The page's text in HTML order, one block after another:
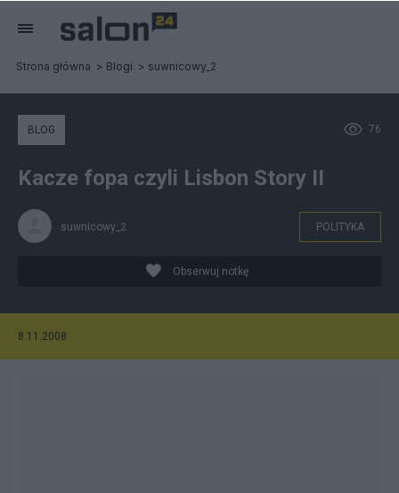
Strona główna Blogi suwnicowy_2
76
BLOG
Kacze fopa czyli Lisbon Story II
suwnicowy_2 POLITYKA
Obserwuj notkę
8.11.2008